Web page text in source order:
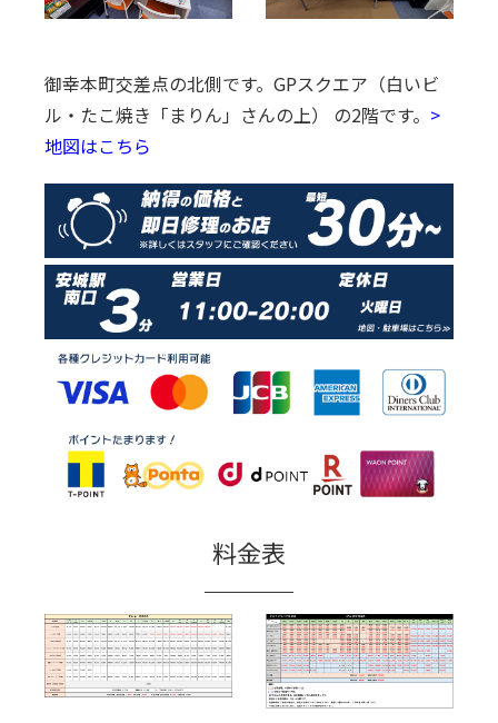
御幸本町交差点の北側です。 GPスクエア（白いビ
ル・たこ焼き「まりん」さんの上） の2階です。 >
地図はこちら
料金表